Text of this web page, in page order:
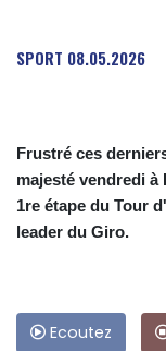
SPORT 08.05.2026
Frustré ces
majesté vendredi
1re étape du Tour
leader du Giro.
Ecoutez